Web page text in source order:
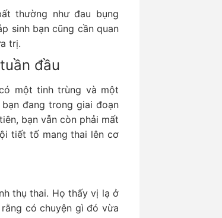
thường như đau bụng
sinh bạn cũng cần quan
trị.
đầu
một tinh trùng và một
đang trong giai đoạn
bạn vẫn còn phải mất
tiết tố mang thai lên cơ
thụ thai. Họ thấy vị lạ ở
có chuyện gì đó vừa